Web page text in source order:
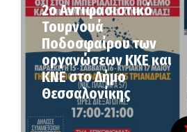
2ο Αντιφασιστικό
Τουρνουά
Ποδοσφαίρου των
οργανώσεων ΚΚΕ και
ΚΝΕ στο Δήμο
Θεσσαλονίκης